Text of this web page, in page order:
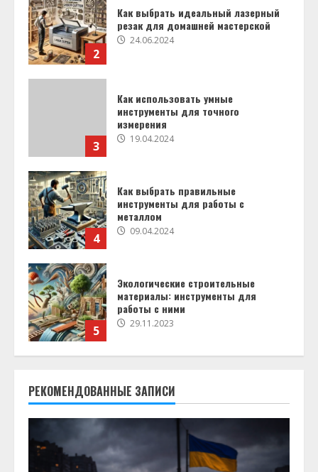
3
Как использовать умные
инструменты для точного
измерения
19.04.2024
4
Как выбрать правильные
инструменты для работы с
металлом
09.04.2024
5
Экологические строительные
материалы: инструменты для
работы с ними
29.11.2023
6
Инструменты для работы с
композитными материалами:
возможности и вызовы
09.04.2023
7
как автоматизация меняет
домашние ремонты
20.03.2023
РЕКОМЕНДОВАННЫЕ ЗАПИСИ